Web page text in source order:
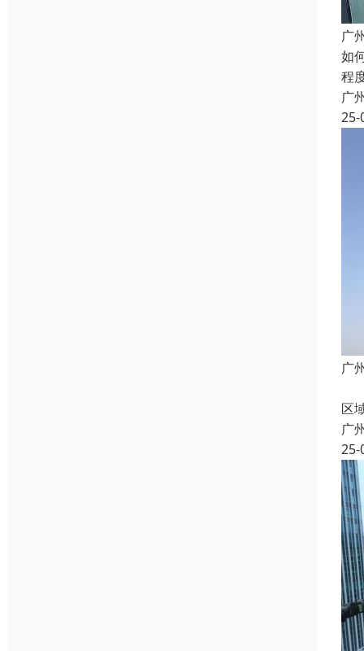
广
如
程
广
25-
广
区
广
25-